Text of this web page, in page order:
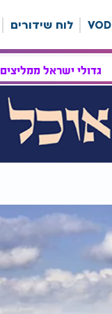
VOD לוח שידורים
גדולי ישראל ממליצים